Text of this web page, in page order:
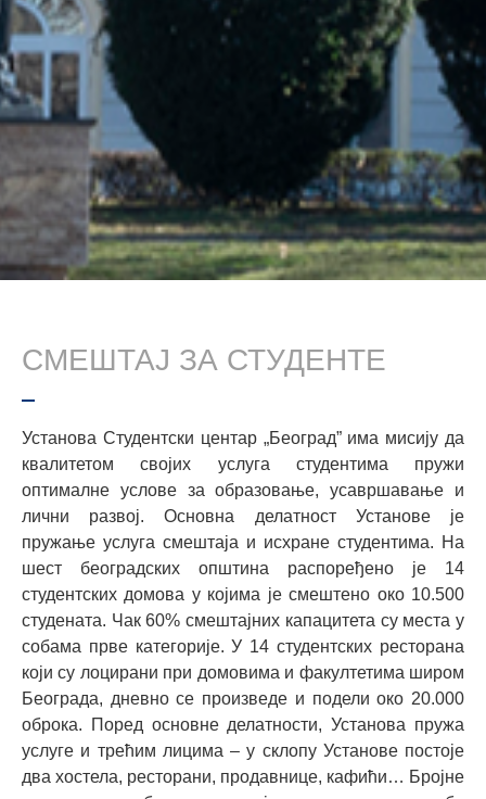
СМЕШТАЈ ЗА СТУДЕНТЕ
Установа Студентски центар „Београд” има мисију да
квалитетом својих услуга студентима пружи
оптималне услове за образовање, усавршавање и
лични развој. Основна делатност Установе је
пружање услуга смештаја и исхране студентима. На
шест београдских општина распоређено је 14
студентских домова у којима је смештено око 10.500
студената. Чак 60% смештајних капацитета су места у
собама прве категорије. У 14 студентских ресторана
који су лоцирани при домовима и факултетима широм
Београда, дневно се произведе и подели око 20.000
оброка. Поред основне делатности, Установа пружа
услуге и трећим лицима – у склопу Установе постоје
два хостела, ресторани, продавнице, кафићи… Бројне